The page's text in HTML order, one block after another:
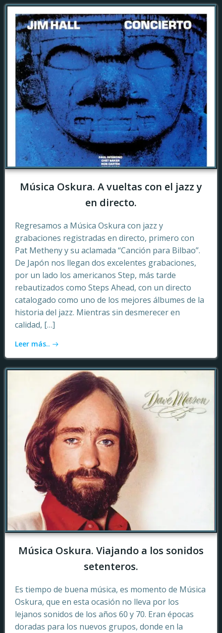
Música Oskura. A vueltas con el jazz y
en directo.
Regresamos a Música Oskura con jazz y
grabaciones registradas en directo, primero con
Pat Metheny y su aclamada “Canción para Bilbao”.
De Japón nos llegan dos excelentes grabaciones,
por un lado los americanos Step, más tarde
rebautizados como Steps Ahead, con un directo
catalogado como uno de los mejores álbumes de la
historia del jazz. Mientras sin desmerecer en
calidad, […]
Leer más..
Música Oskura. Viajando a los sonidos
setenteros.
Es tiempo de buena música, es momento de Música
Oskura, que en esta ocasión no lleva por los
lejanos sonidos de los años 60 y 70. Eran épocas
doradas para los nuevos grupos, donde en la